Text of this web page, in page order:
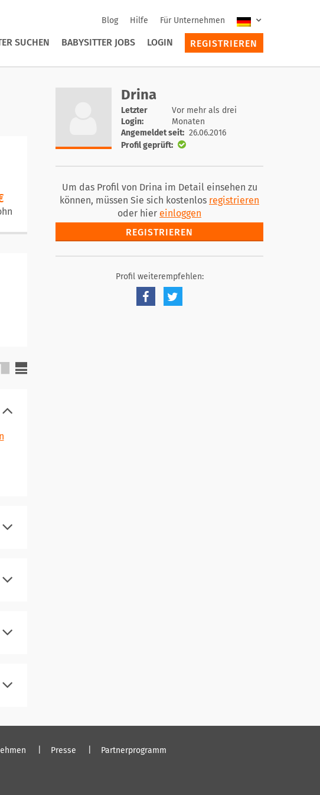
Blog Hilfe Für Unternehmen
SUCHEN BABYSITTER JOBS LOGIN REGISTRIEREN
Drina
Letzter
Login:
Vor mehr als drei
Monaten
Angemeldet seit: 26.06.2016
Profil geprüft:
Um das Profil von Drina im Detail einsehen zu
können, müssen Sie sich kostenlos registrieren
oder hier einloggen
REGISTRIEREN
Profil weiterempfehlen:
Presse Partnerprogramm